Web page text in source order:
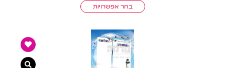
בחר אפשרויות
צפייה